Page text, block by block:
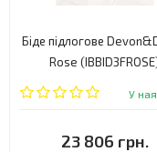
Біде підлогове
Rose
У
23 806 грн.